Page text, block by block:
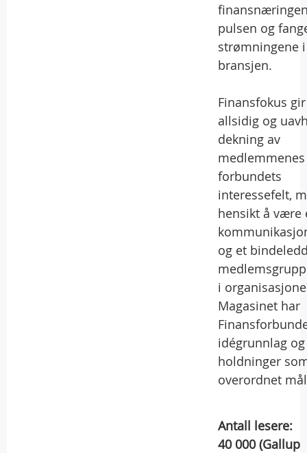
pulsen og
strømningene i
bransjen.
Finansfokus
allsidig og
dekning av
forbundets
interessefelt,
hensikt å være
og et
i
Magasinet har
idégrunnlag og
holdninger
overordnet
Antall lesere:
40 000 (Gallup